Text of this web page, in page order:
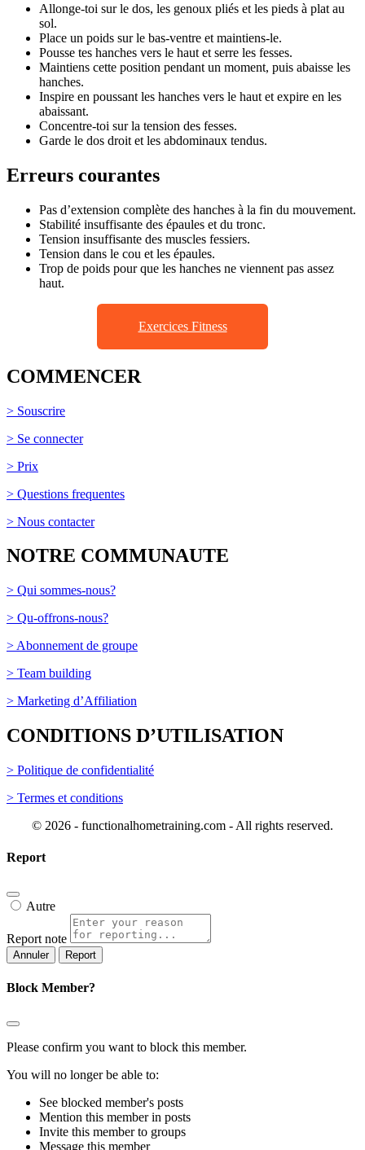
Allonge-toi sur le dos, les genoux pliés et les pieds à plat au
sol.
Place un poids sur le bas-ventre et maintiens-le.
Pousse tes hanches vers le haut et serre les fesses.
Maintiens cette position pendant un moment, puis abaisse les
hanches.
Inspire en poussant les hanches vers le haut et expire en les
abaissant.
Concentre-toi sur la tension des fesses.
Garde le dos droit et les abdominaux tendus.
Erreurs courantes
Pas d’extension complète des hanches à la fin du mouvement.
Stabilité insuffisante des épaules et du tronc.
Tension insuffisante des muscles fessiers.
Tension dans le cou et les épaules.
Trop de poids pour que les hanches ne viennent pas assez
haut.
Exercices Fitness
COMMENCER
> Souscrire
> Se connecter
> Prix
> Questions frequentes
> Nous contacter
NOTRE COMMUNAUTE
> Qui sommes-nous?
> Qu-offrons-nous?
> Abonnement de groupe
> Team building
> Marketing d’Affiliation
CONDITIONS D’UTILISATION
> Politique de confidentialité
> Termes et conditions
© 2026 - functionalhometraining.com - All rights reserved.
Report
Autre
Report note
Report
Block Member?
Please confirm you want to block this member.
You will no longer be able to:
See blocked member's posts
Mention this member in posts
Invite this member to groups
Message this member